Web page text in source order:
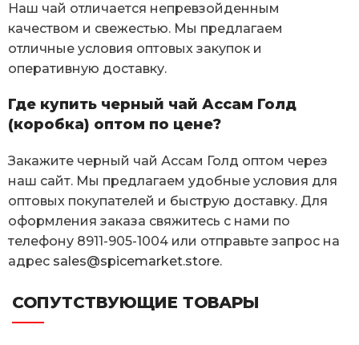
Наш чай отличается непревзойденным
качеством и свежестью. Мы предлагаем
отличные условия оптовых закупок и
оперативную доставку.
Где купить черный чай Ассам Голд
(коробка) оптом по цене?
Закажите черный чай Ассам Голд оптом через
наш сайт. Мы предлагаем удобные условия для
оптовых покупателей и быструю доставку. Для
оформления заказа свяжитесь с нами по
телефону 8911-905-1004 или отправьте запрос на
адрес sales@spicemarket.store.
СОПУТСТВУЮЩИЕ ТОВАРЫ